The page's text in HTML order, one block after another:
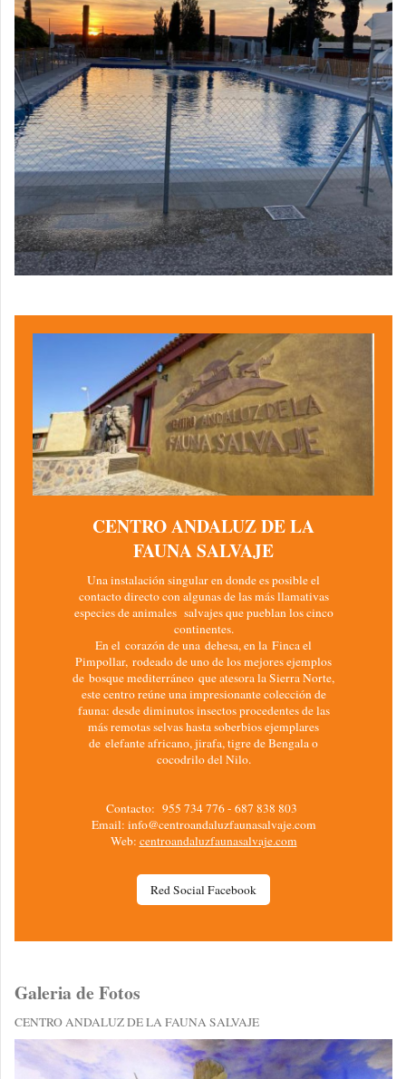
CENTRO ANDALUZ DE LA
FAUNA SALVAJE
Una instalación singular en donde es posible el
contacto directo con algunas de las más llamativas
especies de animales salvajes que pueblan los cinco
continentes.
En el corazón de una dehesa, en la Finca el
Pimpollar, rodeado de uno de los mejores ejemplos
de bosque mediterráneo que atesora la Sierra Norte,
este centro reúne una impresionante colección de
fauna: desde diminutos insectos procedentes de las
más remotas selvas hasta soberbios ejemplares
de elefante africano, jirafa, tigre de Bengala o
cocodrilo del Nilo.
Contacto: 955 734 776 - 687 838 803
Email: info@centroandaluzfaunasalvaje.com
Web: centroandaluzfaunasalvaje.com
Red Social Facebook
Galeria de Fotos
CENTRO ANDALUZ DE LA FAUNA SALVAJE